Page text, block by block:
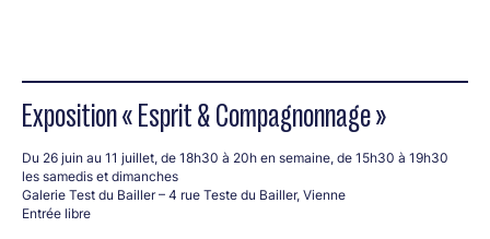
Exposition « Esprit & Compagnonnage »
Du 26 juin au 11 juillet, de 18h30 à 20h en semaine, de 15h30 à 19h30
les samedis et dimanches
Galerie Test du Bailler – 4 rue Teste du Bailler, Vienne
Entrée libre